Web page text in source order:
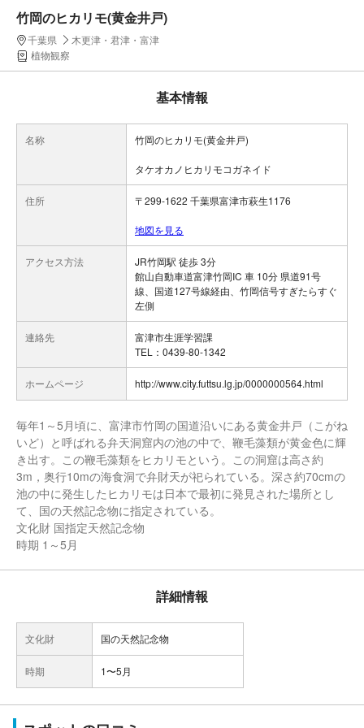
竹岡のヒカリモ(黄金井戸)
千葉県
木更津・君津・富津
植物観察
基本情報
名称 竹岡のヒカリモ(黄金井戸)
タケオカノヒカリモコガネイド
住所 〒299-1622 千葉県富津市萩生1176
地図を見る
アクセス方法
JR竹岡駅 徒歩 3分
館山自動車道富津竹岡IC 車 10分 県道91号
線、国道127号線経由、竹岡信号すぎたらすぐ
左側
連絡先
富津市生涯学習課
TEL：0439-80-1342
ホームページ http://www.city.futtsu.lg.jp/0000000564.html
毎年1～5月頃に、富津市竹岡の国道沿いにある黄金井戸（こがね
いど）と呼ばれる弁天洞窟内の池の中で、鞭毛藻類が黄金色に輝
き出す。この鞭毛藻類をヒカリモという。この洞窟は高さ約
3m，奥行10mの海食洞で弁財天が祀られている。深さ約70cmの
池の中に発生したヒカリモは日本で最初に発見された場所とし
て、国の天然記念物に指定されている。
文化財 国指定天然記念物
時期 1～5月
詳細情報
文化財 国の天然記念物
時期 1〜5月